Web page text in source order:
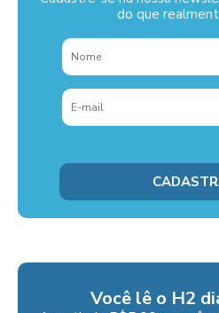
do que
Você lê o H2